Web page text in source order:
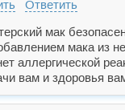
Ответить
мак
мака из
аллергической
вам и здоровья